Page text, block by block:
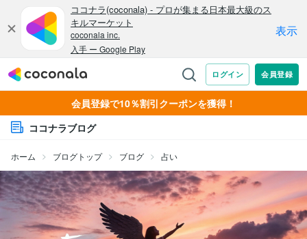
会員登録で10％割引クーポンを獲得！
ココナラブログ
ホーム ブログトップ ブログ 占い